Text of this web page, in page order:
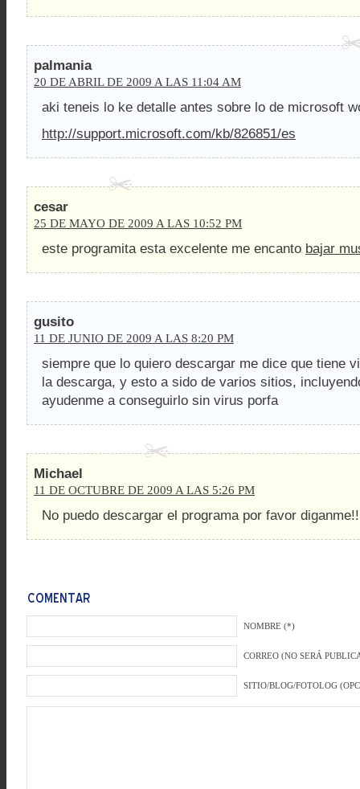
palmania
20 DE ABRIL DE 2009 A LAS 11:04 AM
aki teneis lo ke detalle antes sobre lo de microsoft
http://support.microsoft.com/kb/826851/es
cesar
25 DE MAYO DE 2009 A LAS 10:52 PM
este programita esta excelente me encanto bajar
gusito
11 DE JUNIO DE 2009 A LAS 8:20 PM
siempre que lo quiero descargar me dice que tiene
la descarga, y esto a sido de varios sitios,
ayudenme a conseguirlo sin virus porfa
Michael
11 DE OCTUBRE DE 2009 A LAS 5:26 PM
No puedo descargar el programa por favor
NOMBRE (*)
CORREO (NO SERÁ
SITIO/BLOG/FOTOLOG